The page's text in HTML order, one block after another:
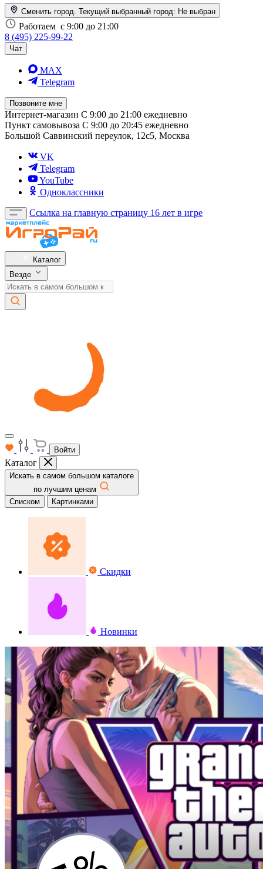
Сменить город. Текущий выбранный город: Не выбран
Работаем с 9:00 до 21:00
8 (495) 225-99-22
Чат
MAX
Telegram
Позвоните мне
Интернет-магазин С 9:00 до 21:00 ежедневно
Пункт самовывоза С 9:00 до 20:45 ежедневно
Большой Саввинский переулок, 12с5, Москва
VK
Telegram
YouTube
Одноклассники
Ссылка на главную страницу 16 лет в игре
Каталог
Везде
Войти
Каталог
Искать в самом большом каталоге
по лучшим ценам
Списком
Картинками
Скидки
Новинки